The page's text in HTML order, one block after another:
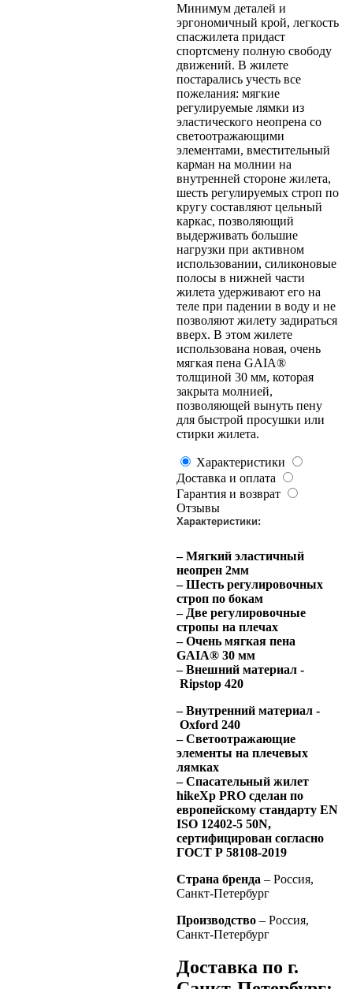
Минимум деталей и
эргономичный крой, легкость
спасжилета придаст
спортсмену полную свободу
движений. В жилете
постарались учесть все
пожелания: мягкие
регулируемые лямки из
эластического неопрена со
светоотражающими
элементами, вместительный
карман на молнии на
внутренней стороне жилета,
шесть регулируемых строп по
кругу составляют цельный
каркас, позволяющий
выдерживать большие
нагрузки при активном
использовании, силиконовые
полосы в нижней части
жилета удерживают его на
теле при падении в воду и не
позволяют жилету задираться
вверх. В этом жилете
использована новая, очень
мягкая пена GAIA®
толщиной 30 мм, которая
закрыта молнией,
позволяющей вынуть пену
для быстрой просушки или
стирки жилета.
Характеристики
Доставка и оплата
Гарантия и возврат
Отзывы
Характеристики:
– Мягкий эластичный
неопрен 2мм
– Шесть регулировочных
строп по бокам
– Две регулировочные
стропы на плечах
– Очень мягкая пена
GAIA® 30 мм
– Внешний материал -
Ripstop 420
– Внутренний материал -
Oxford 240
– Светоотражающие
элементы на плечевых
лямках
– Спасательный жилет
hikeXp PRO сделан по
европейскому стандарту EN
ISO 12402-5 50N,
сертифицирован согласно
ГОСТ Р 58108-2019
Страна бренда – Россия,
Санкт-Петербург
Производство – Россия,
Санкт-Петербург
Доставка по г.